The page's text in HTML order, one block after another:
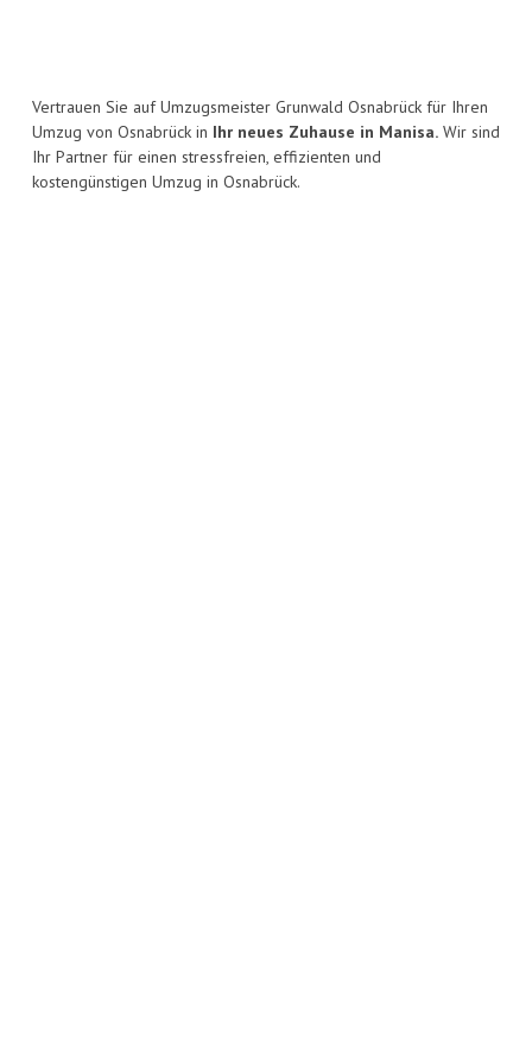
Vertrauen Sie auf Umzugsmeister Grunwald Osnabrück für Ihren
Umzug von Osnabrück in Ihr neues Zuhause in Manisa. Wir sind
Ihr Partner für einen stressfreien, effizienten und
kostengünstigen Umzug in Osnabrück.